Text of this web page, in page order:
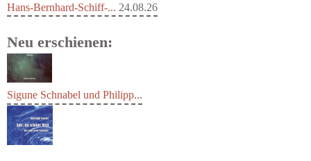
Hans-Bernhard-Schiff-... 24.08.26
Neu erschienen:
Sigune Schnabel und Philipp...